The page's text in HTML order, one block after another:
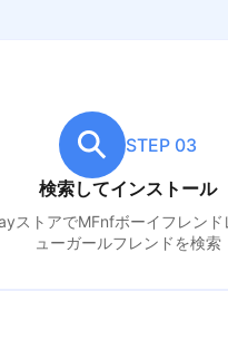
STEP 03
検索してインストール
ストアでMFnfボーイフレンド
ューガールフレンドを検索